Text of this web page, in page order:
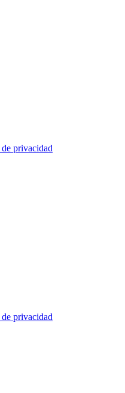
privacidad
privacidad